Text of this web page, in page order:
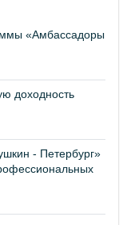
«Амбассадоры
доходность
- Петербург»